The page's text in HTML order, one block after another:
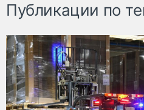
Публикации по